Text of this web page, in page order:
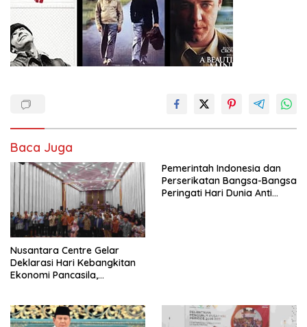
Baca Juga
Nusantara Centre Gelar
Deklarasi Hari Kebangkitan
Ekonomi Pancasila,
Penjajahan (Pergolakan
Pemerintah Indonesia dan
Perserikatan Bangsa-Bangsa
Peringati Hari Dunia Anti